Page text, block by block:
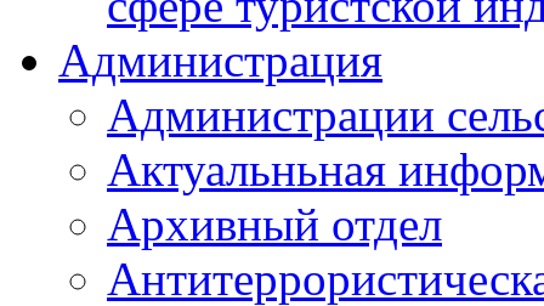
Администрация
Администрации
Актуальньная
Архивный отдел